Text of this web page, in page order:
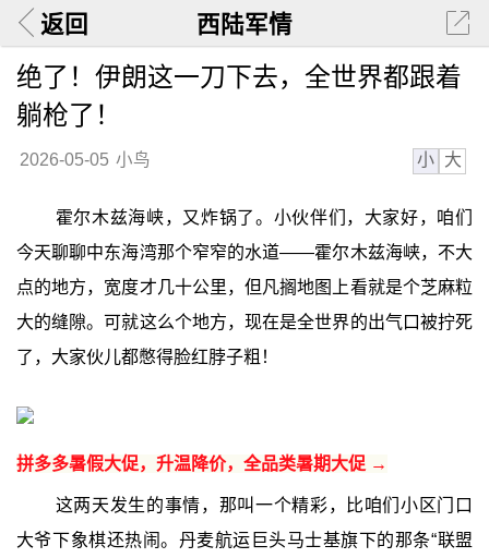
返回 西陆军情
绝了！伊朗这一刀下去，全世界都跟着
躺枪了！
2026-05-05 小鸟 小 大
霍尔木兹海峡，又炸锅了。小伙伴们，大家好，咱们
今天聊聊中东海湾那个窄窄的水道——霍尔木兹海峡，不大
点的地方，宽度才几十公里，但凡搁地图上看就是个芝麻粒
大的缝隙。可就这么个地方，现在是全世界的出气口被拧死
了，大家伙儿都憋得脸红脖子粗！
拼多多暑假大促，升温降价，全品类暑期大促 →
这两天发生的事情，那叫一个精彩，比咱们小区门口
大爷下象棋还热闹。丹麦航运巨头马士基旗下的那条“联盟